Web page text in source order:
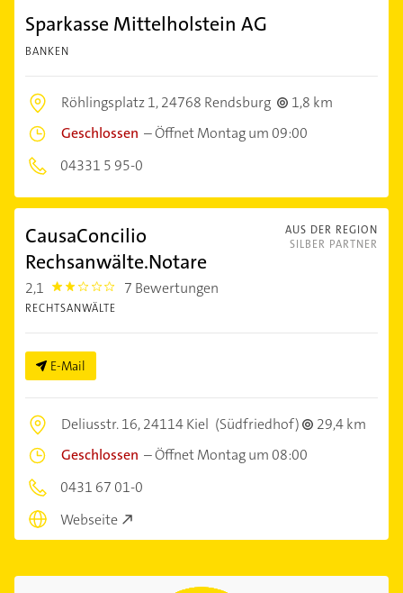
Sparkasse Mittelholstein AG
BANKEN
Röhlingsplatz 1,24768 Rendsburg
1,8 km
Geschlossen –Öffnet Montag um 09:00
04331 5 95-0
AUS DER REGION
SILBER PARTNER
CausaConcilio
Rechsanwälte.Notare
2,1 2.1000001 7 Bewertungen
RECHTSANWÄLTE
E-Mail
Deliusstr. 16,24114 Kiel (Südfriedhof)
29,4 km
Geschlossen –Öffnet Montag um 08:00
0431 67 01-0
Webseite